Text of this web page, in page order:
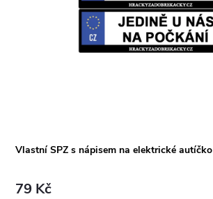
Vlastní SPZ s nápisem na elektrické autíčko
79 Kč